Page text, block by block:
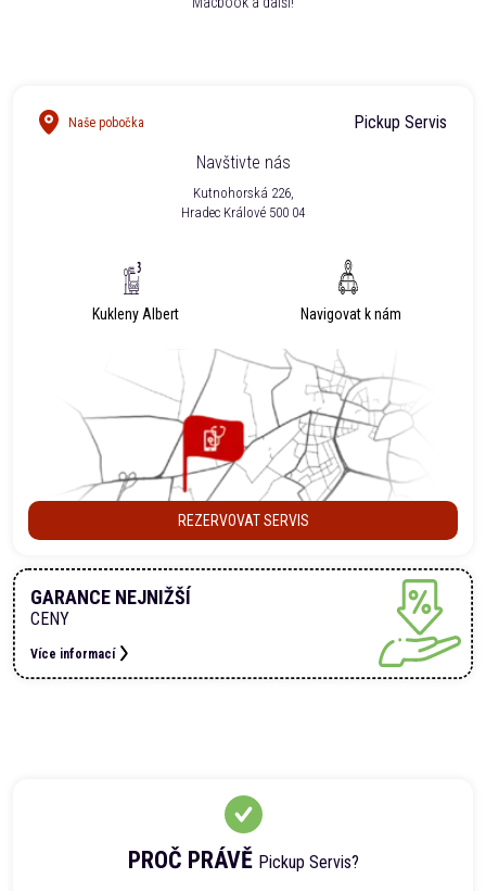
PROČ PRÁVĚ Pickup Servis?
Naše pobočka
Pickup Servis
Navštivte nás
Kutnohorská 226,
Hradec Králové 500 04
Kukleny Albert Navigovat k nám
REZERVOVAT SERVIS
GARANCE NEJNIŽŠÍ
CENY
Více informací